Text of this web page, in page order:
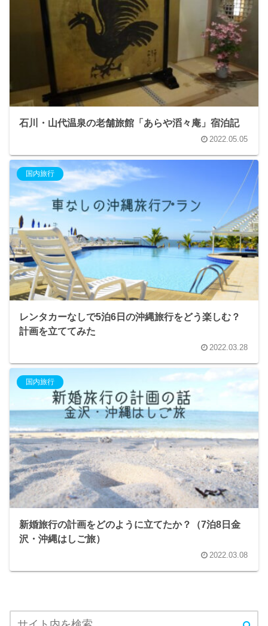
石川・山代温泉の老舗旅館「あらや滔々庵」宿泊記
2022.05.05
国内旅行
レンタカーなしで5泊6日の沖縄旅行をどう楽しむ？
計画を立ててみた
2022.03.28
国内旅行
新婚旅行の計画をどのように立てたか？（7泊8日金
沢・沖縄はしご旅）
2022.03.08